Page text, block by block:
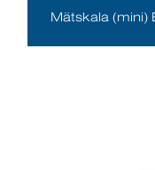
Mätskala (mini)